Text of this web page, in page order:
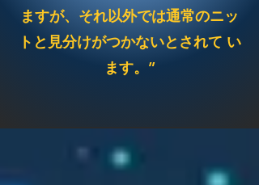
ますが、それ以外では通常のニッ
トと見分けがつかないとされて い
ます。”